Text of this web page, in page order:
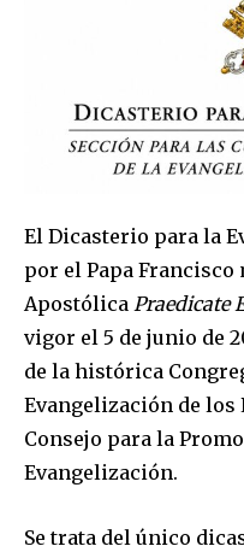
El Dicasterio para la
por el Papa
Apostólica Praedicate
vigor el 5 de junio de
de la histórica
Evangelización de los
Consejo para la
Evangelización.
Se trata del único